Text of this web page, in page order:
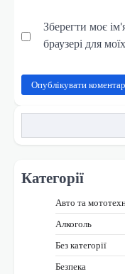
Зберегти моє
браузері для
Категорії
Авто та
Алкоголь
Без категорії
Безпека